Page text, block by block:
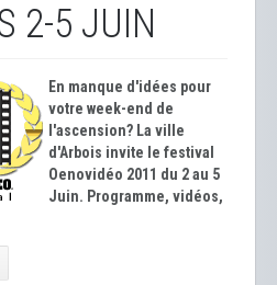
2-5 JUIN
En manque d'idées pour
votre week-end de
l'ascension? La ville
d'Arbois invite le festival
Oenovidéo 2011 du 2 au 5
Juin. Programme, vidéos,